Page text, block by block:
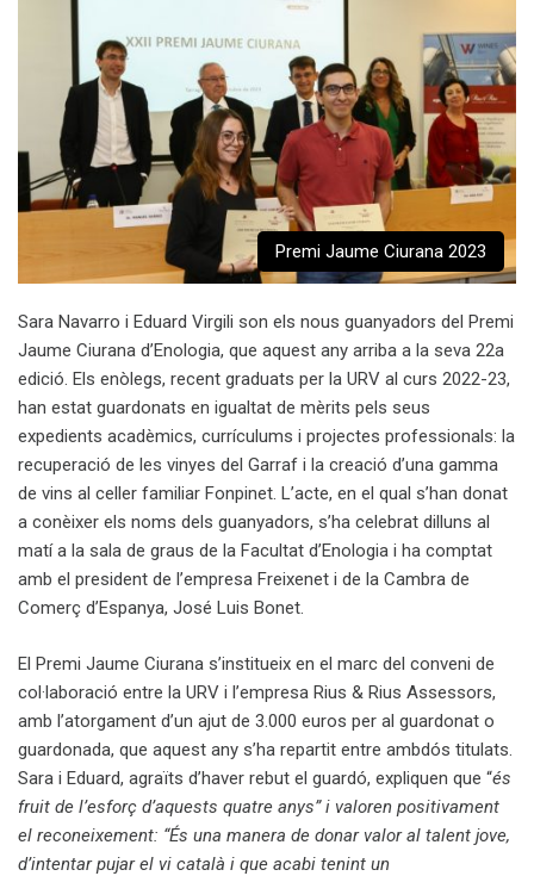
Premi Jaume Ciurana 2023
Sara Navarro i Eduard Virgili son els nous guanyadors del Premi
Jaume Ciurana d’Enologia, que aquest any arriba a la seva 22a
edició. Els enòlegs, recent graduats per la URV al curs 2022-23,
han estat guardonats en igualtat de mèrits pels seus
expedients acadèmics, currículums i projectes professionals: la
recuperació de les vinyes del Garraf i la creació d’una gamma
de vins al celler familiar Fonpinet. L’acte, en el qual s’han donat
a conèixer els noms dels guanyadors, s’ha celebrat dilluns al
matí a la sala de graus de la Facultat d’Enologia i ha comptat
amb el president de l’empresa Freixenet i de la Cambra de
Comerç d’Espanya, José Luis Bonet.
El Premi Jaume Ciurana s’institueix en el marc del conveni de
col·laboració entre la URV i l’empresa Rius & Rius Assessors,
amb l’atorgament d’un ajut de 3.000 euros per al guardonat o
guardonada, que aquest any s’ha repartit entre ambdós titulats.
Sara i Eduard, agraïts d’haver rebut el guardó, expliquen que “és
fruit de l’esforç d’aquests quatre anys” i valoren positivament
el reconeixement: “És una manera de donar valor al talent jove,
d’intentar pujar el vi català i que acabi tenint un